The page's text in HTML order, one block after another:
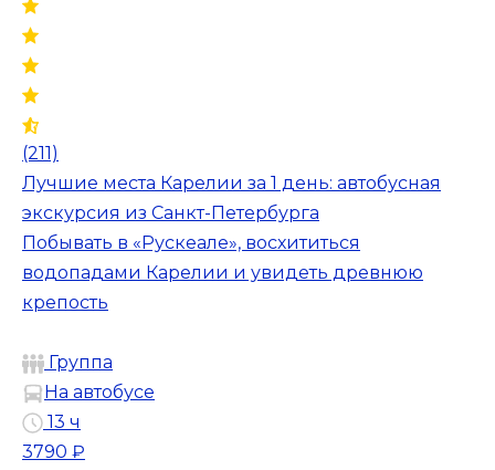
(211)
Лучшие места Карелии за 1 день: автобусная
экскурсия из Санкт-Петербурга
Побывать в «Рускеале», восхититься
водопадами Карелии и увидеть древнюю
крепость
Группа
На автобусе
13 ч
3790 ₽